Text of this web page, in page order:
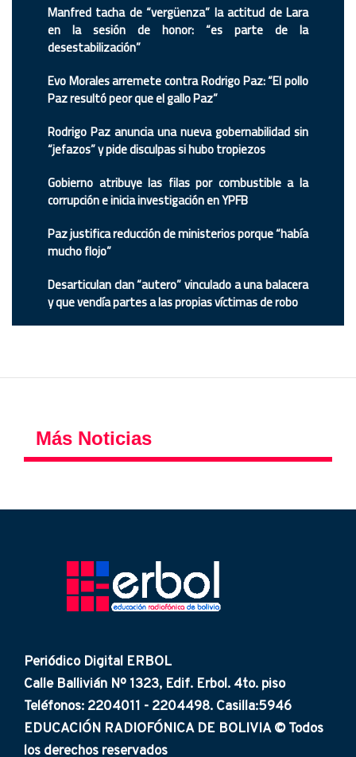
Manfred tacha de “vergüenza” la actitud de Lara
en la sesión de honor: “es parte de la
desestabilización”
Evo Morales arremete contra Rodrigo Paz: “El pollo
Paz resultó peor que el gallo Paz”
Rodrigo Paz anuncia una nueva gobernabilidad sin
“jefazos” y pide disculpas si hubo tropiezos
Gobierno atribuye las filas por combustible a la
corrupción e inicia investigación en YPFB
Paz justifica reducción de ministerios porque “había
mucho flojo”
Desarticulan clan “autero” vinculado a una balacera
y que vendía partes a las propias víctimas de robo
Más Noticias
Periódico Digital ERBOL
Calle Ballivián Nº 1323, Edif. Erbol. 4to. piso
Teléfonos: 2204011 - 2204498. Casilla:5946
EDUCACIÓN RADIOFÓNICA DE BOLIVIA © Todos
los derechos reservados